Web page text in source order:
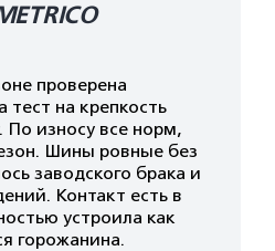
проверена
на крепкость
По износу все норм,
Шины ровные без
заводского брака и
Контакт есть в
устроила как
горожанина.